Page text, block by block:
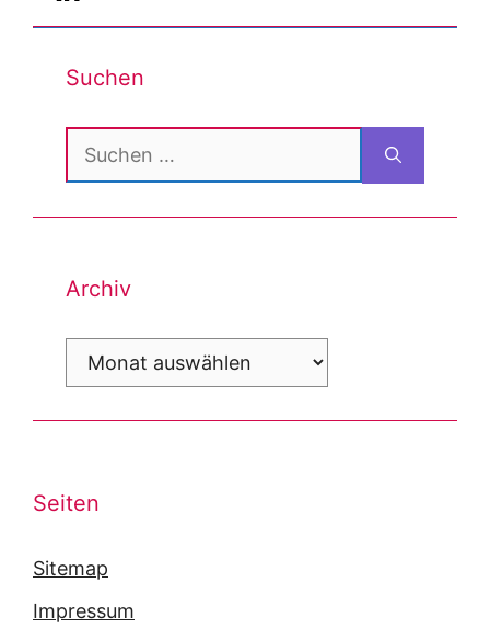
Suchen
Suchen
nach:
Archiv
Archiv
Seiten
Sitemap
Impressum